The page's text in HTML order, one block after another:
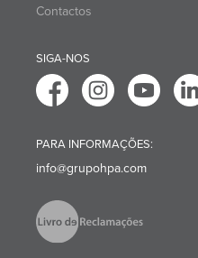
Contactos
SIGA-NOS
PARA INFORMAÇÕES:
info@grupohpa.com